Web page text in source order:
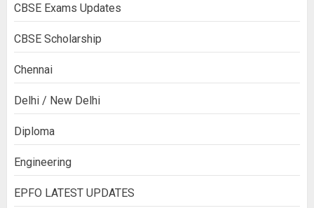
CBSE Exams Updates
CBSE Scholarship
Chennai
Delhi / New Delhi
Diploma
Engineering
EPFO LATEST UPDATES